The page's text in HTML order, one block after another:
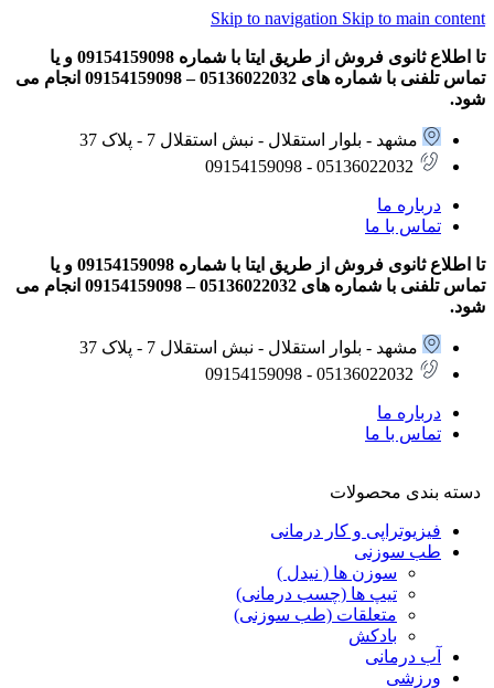
Skip to navigation Skip to main content
تا اطلاع ثانوی فروش از طریق ایتا با شماره 09154159098 و یا
تماس تلفنی با شماره های 05136022032 – 09154159098 انجام می
شود.
مشهد - بلوار استقلال - نبش استقلال 7 - پلاک 37
05136022032 - 09154159098
درباره ما
تماس با ما
تا اطلاع ثانوی فروش از طریق ایتا با شماره 09154159098 و یا
تماس تلفنی با شماره های 05136022032 – 09154159098 انجام می
شود.
مشهد - بلوار استقلال - نبش استقلال 7 - پلاک 37
05136022032 - 09154159098
درباره ما
تماس با ما
دسته بندی محصولات
فیزیوتراپی و کار درمانی
طب سوزنی
سوزن ها ( نیدل )
تیپ ها (چسب درمانی)
متعلقات (طب سوزنی)
بادکش
آب درمانی
ورزشی